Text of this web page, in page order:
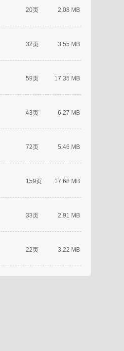
2.08 MB
20页
3.55 MB
32页
17.35 MB
59页
6.27 MB
43页
5.46 MB
72页
17.68 MB
159页
2.91 MB
33页
3.22 MB
22页